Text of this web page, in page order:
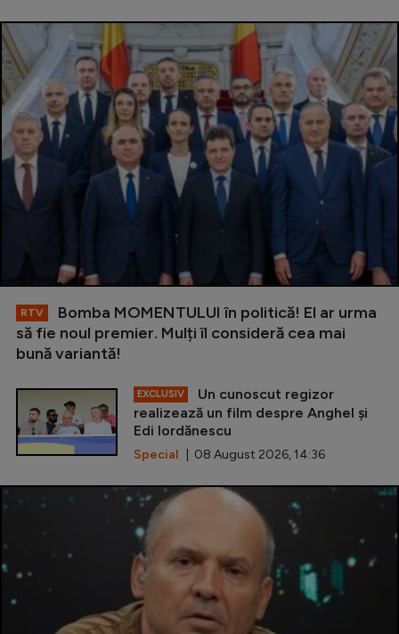
RTV
Bomba MOMENTULUI în politică! El ar urma
să fie noul premier. Mulți îl consideră cea mai
bună variantă!
EXCLUSIV
Un cunoscut regizor
realizează un film despre Anghel și
Edi Iordănescu
Special | 08 August 2026, 14:36